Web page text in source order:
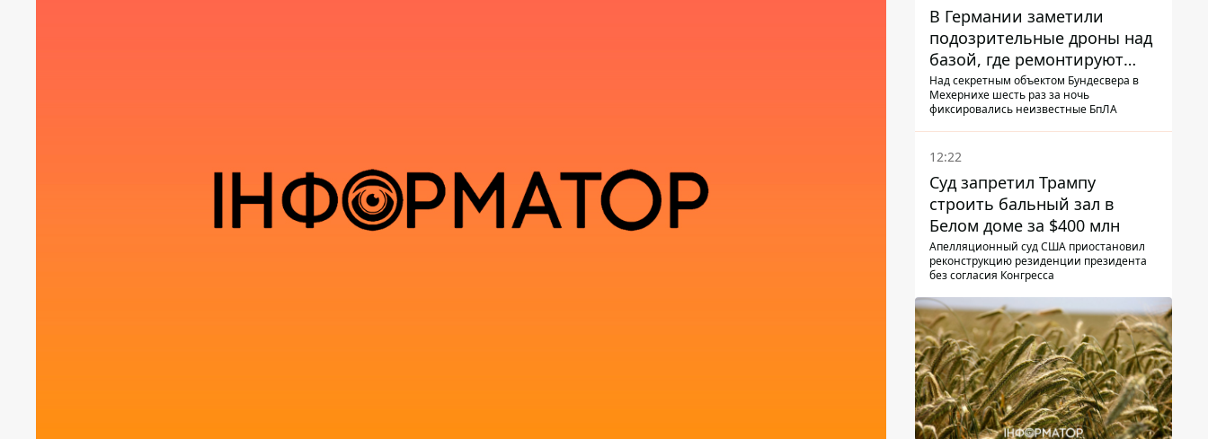
В Германии заметили
подозрительные дроны над
базой, где ремонтируют
Patriot - СМИ
Над секретным объектом Бундесвера в
Мехернихе шесть раз за ночь
фиксировались неизвестные БпЛА
12:22
Суд запретил Трампу
строить бальный зал в
Белом доме за $400 млн
Апелляционный суд США приостановил
реконструкцию резиденции президента
без согласия Конгресса